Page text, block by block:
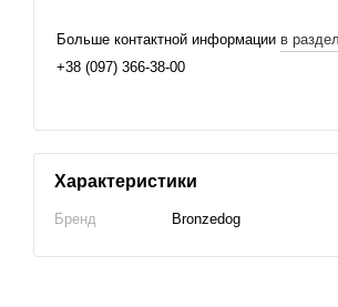
Больше контактной информации в
+38 (097) 366-38-00
Характеристики
Бренд Bronzedog